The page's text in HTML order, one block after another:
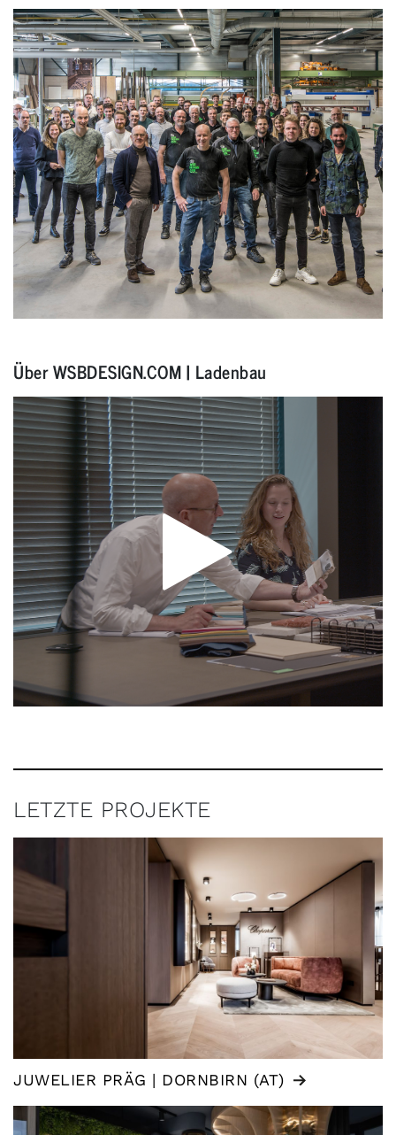
Über WSBDESIGN.COM | Ladenbau
LETZTE PROJEKTE
JUWELIER PRÄG | DORNBIRN (AT)